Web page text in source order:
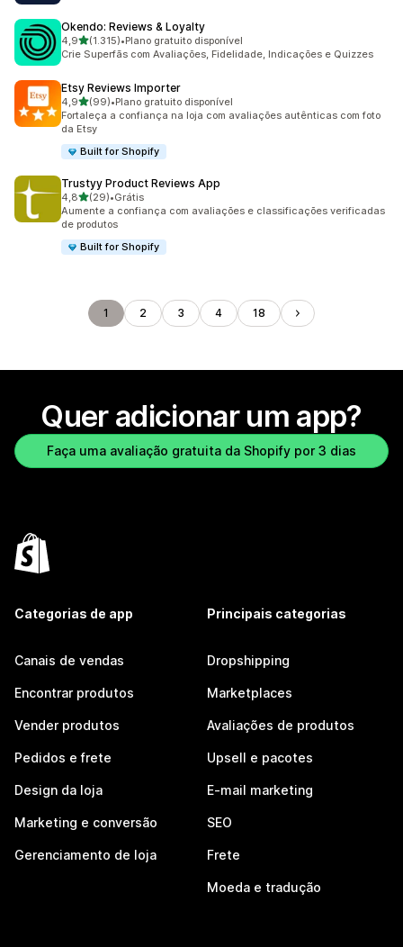
Okendo: Reviews & Loyalty
4,9de 5 estrelas
(1.315)
1315 avaliações ao todo
•Plano gratuito disponível
Crie Superfãs com Avaliações, Fidelidade, Indicações e Quizzes
Etsy Reviews Importer
4,9de 5 estrelas
(99)
99 avaliações ao todo
•Plano gratuito disponível
Fortaleça a confiança na loja com avaliações autênticas com foto
da Etsy
Built for Shopify
Trustyy Product Reviews App
4,8de 5 estrelas
(29)
29 avaliações ao todo
•Grátis
Aumente a confiança com avaliações e classificações verificadas
de produtos
Built for Shopify
1 2 3 4 18
Quer adicionar um app?
Faça uma avaliação gratuita da Shopify por 3 dias
Categorias de app
Canais de vendas
Encontrar produtos
Vender produtos
Pedidos e frete
Design da loja
Marketing e conversão
Gerenciamento de loja
Principais categorias
Dropshipping
Marketplaces
Avaliações de produtos
Upsell e pacotes
E-mail marketing
SEO
Frete
Moeda e tradução